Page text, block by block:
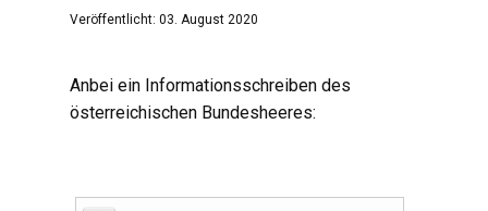
Veröffentlicht: 03. August 2020
Anbei ein Informationsschreiben des
österreichischen Bundesheeres: